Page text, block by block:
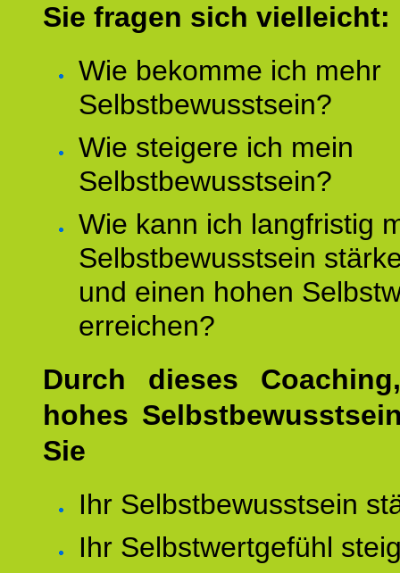
Sie fragen sich vielleicht:
Wie bekomme ich mehr
Selbstbewusstsein?
Wie steigere ich mein
Selbstbewusstsein?
Wie kann ich langfristig
Selbstbewusstsein
und einen hohen
erreichen?
Durch dieses
hohes
Sie
Ihr Selbstbewusstsein
Ihr Selbstwertgefühl